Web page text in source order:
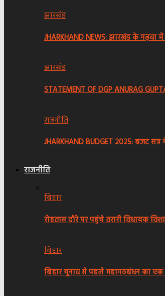
झारखंड
JHARKHAND NEWS: झारखंड के
झारखंड
STATEMENT OF DGP ANURAG
राजनीति
JHARKHAND BUDGET 2025: बजट
राजनीति
बिहार
रोहतास दौरे पर पहुंचे तरारी विधायक
बिहार
बिहार चुनाव से पहले महागठबंधन का एक